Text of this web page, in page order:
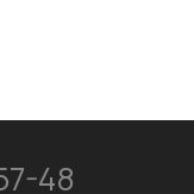
48